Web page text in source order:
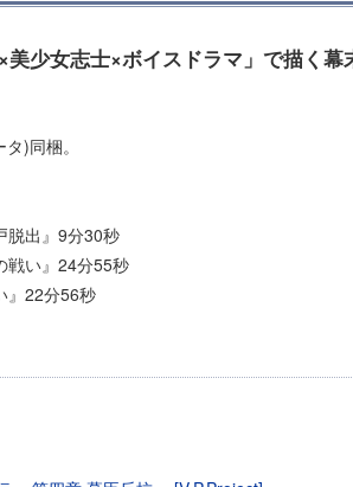
×美少女志士×ボイスドラマ」で描く
)同梱。
脱出』9分30秒
戦い』24分55秒
』22分56秒